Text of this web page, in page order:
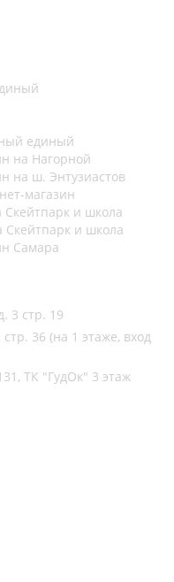
единый
на Нагорной
на ш. Энтузиастов
магазин
Скейтпарк и школа
Скейтпарк и школа
Самара
3 стр. 19
36 (на 1 этаже, вход
ТК "ГудОк" 3 этаж